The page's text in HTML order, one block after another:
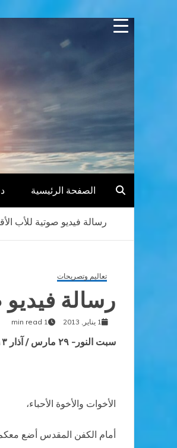
Skip
الصفحة الرئيسية
رسالة فيديو صوتية للأب
تعاليم وتصريحات
رسالة
1 يناير, 2013 1 min read
سبت النور- ٢٩ مارس / آذار ٢٠١٣
الأخوات والأخوة الأحباء،
أمام الكفن المقدس أضع معكم